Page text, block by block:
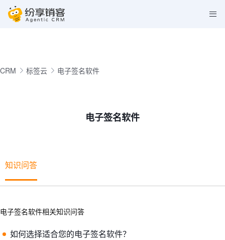
CRM 标签云 电子签名软件
电子签名软件
知识问答
电子签名软件相关知识问答
如何选择适合您的电子签名软件？